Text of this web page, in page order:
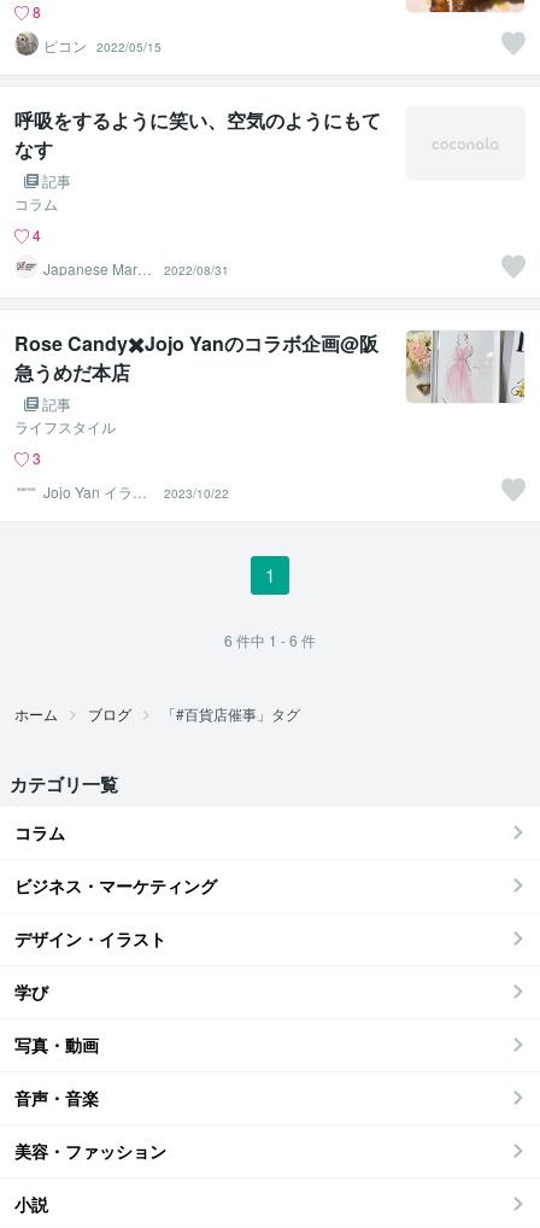
8
ピコン
2022/05/15
呼吸をするように笑い、空気のようにもて
なす
記事
コラム
4
Japanese Marke
t Plus
2022/08/31
Rose Candy✖️Jojo Yanのコラボ企画@阪
急うめだ本店
記事
ライフスタイル
3
Jojo Yan イラス
トレーター
2023/10/22
1
6 件中 1 - 6 件
ホーム ブログ 「#百貨店催事」タグ
カテゴリ一覧
コラム
ビジネス・マーケティング
デザイン・イラスト
学び
写真・動画
音声・音楽
美容・ファッション
小説